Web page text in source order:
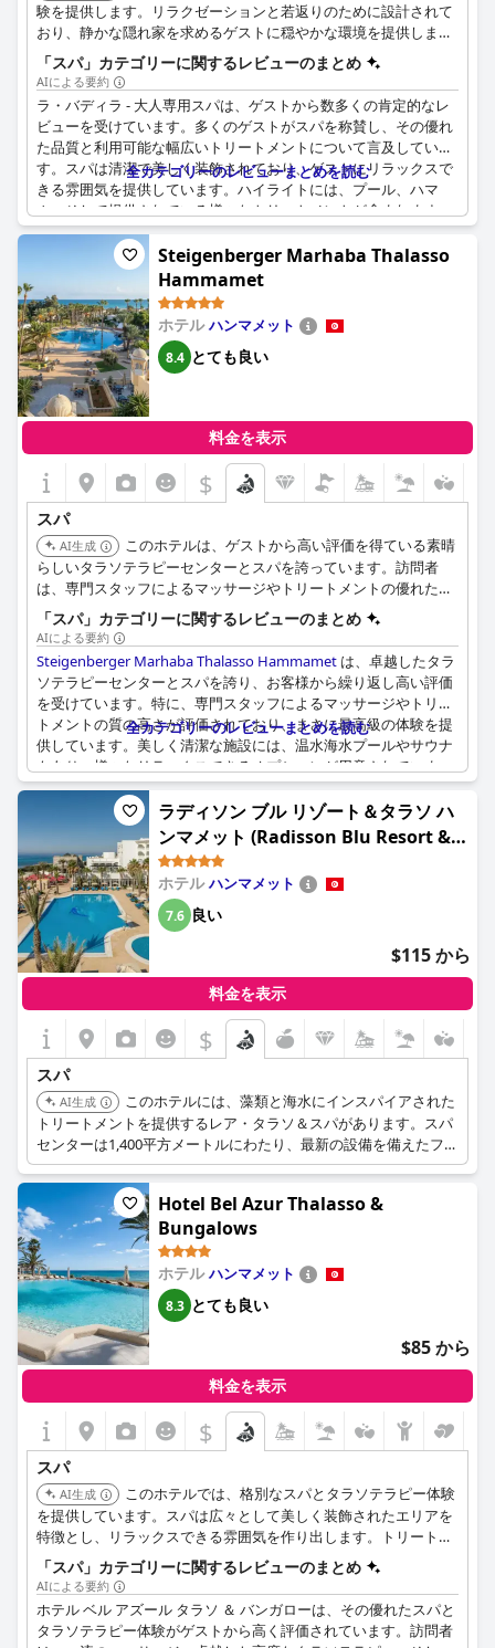
験を提供します。リラクゼーションと若返りのために設計されて
おり、静かな隠れ家を求めるゲストに穏やかな環境を提供しま
す。ハマメットのトップスパホテルにもリストされています。
「スパ」カテゴリーに関するレビューのまとめ
AIによる要約
ラ・バディラ - 大人専用スパは、ゲストから数多くの肯定的なレ
ビューを受けています。多くのゲストがスパを称賛し、その優れ
た品質と利用可能な幅広いトリートメントについて言及していま
す。スパは清潔で美しく装飾されており、ゲストにリラックスで
きる雰囲気を提供しています。ハイライトには、プール、ハマ
ム、そして提供されている様々なトリートメントが含まれます。
ゲストはまた、サミハやシリンを含むスパスタッフのプロ意識と
親しみやすさに加え、設備の品質も高く評価しています。サウナ
の追加料金に不満を感じたゲストもいましたが、全体として、ス
パは訪問者に好印象を与えており、多くの人がスパに関して世界
最高のホテルの1つと呼んでいます。
全カテゴリーのレビューまとめを読む
Steigenberger Marhaba Thalasso
Hammamet
ホテルハンマメット
8.4 とても良い
料金を表示
$
スパ
AI生成
このホテルは、ゲストから高い評価を得ている素晴
らしいタラソテラピーセンターとスパを誇っています。訪問者
は、専門スタッフによるマッサージやトリートメントの優れた品
質を強調しています。海水プールと様々なスポーツ施設を提供し
ています。
「スパ」カテゴリーに関するレビューのまとめ
AIによる要約
Steigenberger Marhaba Thalasso Hammamet は、卓越したタラ
ソテラピーセンターとスパを誇り、お客様から繰り返し高い評価
を受けています。特に、専門スタッフによるマッサージやトリー
トメントの質の高さが評価されており、まさに最高級の体験を提
供しています。美しく清潔な施設には、温水海水プールやサウナ
もあり、様々なリラックスできるオプションが用意されていま
す。スパチームのプロフェッショナリズムも際立っており、全体
的な体験をさらに向上させています。静かなリラクゼーションエ
リアでくつろいだり、タラソテラピーのトリートメントに浸った
りと、このスパは至福の隠れ家です。親切で丁寧なスタッフも高
く評価されており、バラエティ豊かで美味しい食事メニューとと
もに、素晴らしい滞在を演出しています。全体として、このスパ
の優れたサービスと施設は、この豪華なホテルに完璧な要素を加
えています。
全カテゴリーのレビューまとめを読む
ラディソン ブル リゾート＆タラソ ハ
ンマメット (Radisson Blu Resort &
Thalasso Hammamet)
ホテルハンマメット
7.6 良い
$115 から
料金を表示
$
スパ
AI生成
このホテルには、藻類と海水にインスパイアされた
トリートメントを提供するレア・タラソ＆スパがあります。スパ
センターは1,400平方メートルにわたり、最新の設備を備えたフィ
ットネスセンターも含まれています。
Hotel Bel Azur Thalasso &
Bungalows
ホテルハンマメット
8.3 とても良い
$85 から
料金を表示
$
スパ
AI生成
このホテルでは、格別なスパとタラソテラピー体験
を提供しています。スパは広々として美しく装飾されたエリアを
特徴とし、リラックスできる雰囲気を作り出します。トリートメ
ントは、フレンドリーで attentive なスタッフによって専門的に
施されます。
「スパ」カテゴリーに関するレビューのまとめ
AIによる要約
ホテル ベル アズール タラソ ＆ バンガローは、その優れたスパと
タラソテラピー体験がゲストから高く評価されています。訪問者